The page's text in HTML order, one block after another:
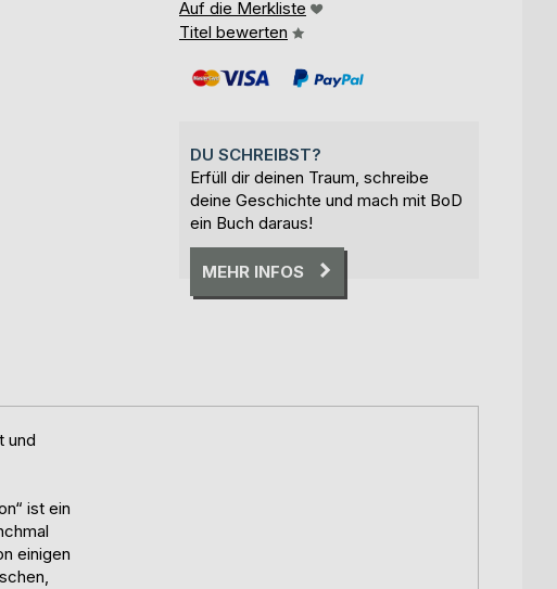
Auf die Merkliste
Titel bewerten
DU SCHREIBST?
Erfüll dir deinen Traum, schreibe
deine Geschichte und mach mit BoD
ein Buch daraus!
MEHR INFOS
und
ist ein
einigen